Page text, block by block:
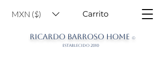
MXN ($)
RICARDO BARROSO HOME ©
ESTABLECIDO 2010
Carrito